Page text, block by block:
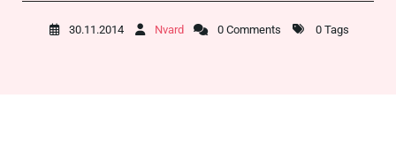
30.11.2014 Nvard 0 Comments 0 Tags